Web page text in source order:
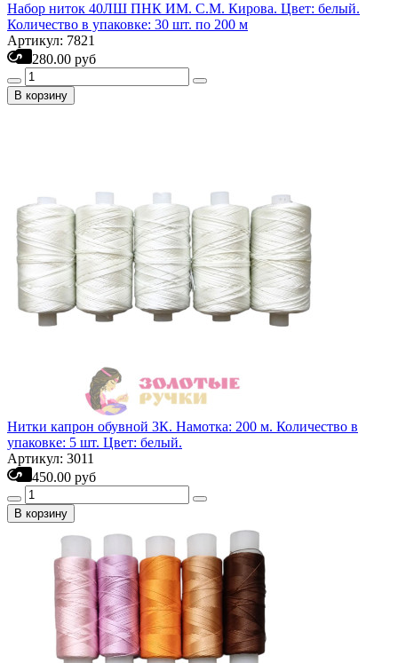
Набор ниток 40ЛШ ПНК ИМ. С.М. Кирова. Цвет: белый.
Количество в упаковке: 30 шт. по 200 м
Артикул: 7821
280.00 руб
В корзину
Нитки капрон обувной 3К. Намотка: 200 м. Количество в
упаковке: 5 шт. Цвет: белый.
Артикул: 3011
450.00 руб
В корзину